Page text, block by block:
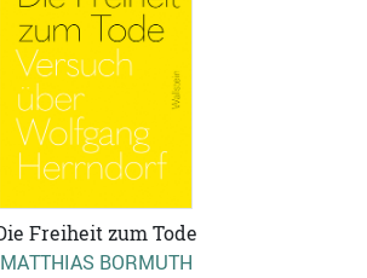
Freiheit zum Tode
MATTHIAS BORMUTH